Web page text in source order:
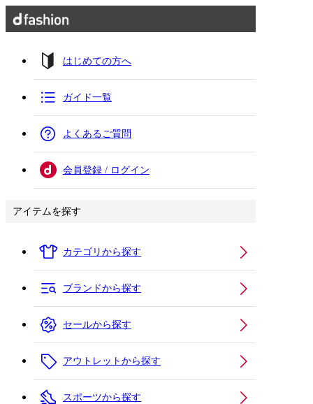
はじめての方へ
ガイド一覧
よくあるご質問
会員登録 / ログイン
アイテムを探す
カテゴリから探す
ブランドから探す
セールから探す
アウトレットから探す
スポーツから探す